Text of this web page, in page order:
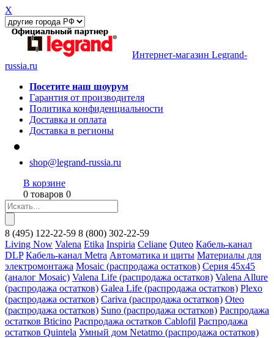
X
Интернет-магазин Legrand-
russia.ru
Посетите наш шоурум
Гарантия от производителя
Политика конфиденциальности
Доставка и оплата
Доставка в регионы
shop@legrand-russia.ru
В корзине
0 товаров 0
8 (495) 122-22-59 8 (800) 302-22-59
Living Now Valena Etika Inspiria Celiane Quteo Кабель-канал
DLP Кабель-канал Metra Автоматика и щиты Материалы для
электромонтажа Mosaic (распродажа остатков) Серия 45х45
(аналог Mosaic) Valena Life (распродажа остатков) Valena Allure
(распродажа остатков) Galea Life (распродажа остатков) Plexo
(распродажа остатков) Cariva (распродажа остатков) Oteo
(распродажа остатков) Suno (распродажа остатков) Распродажа
остатков Bticino Распродажа остатков Cablofil Распродажа
остатков Quintela Умный дом Netatmo (распродажа остатков)